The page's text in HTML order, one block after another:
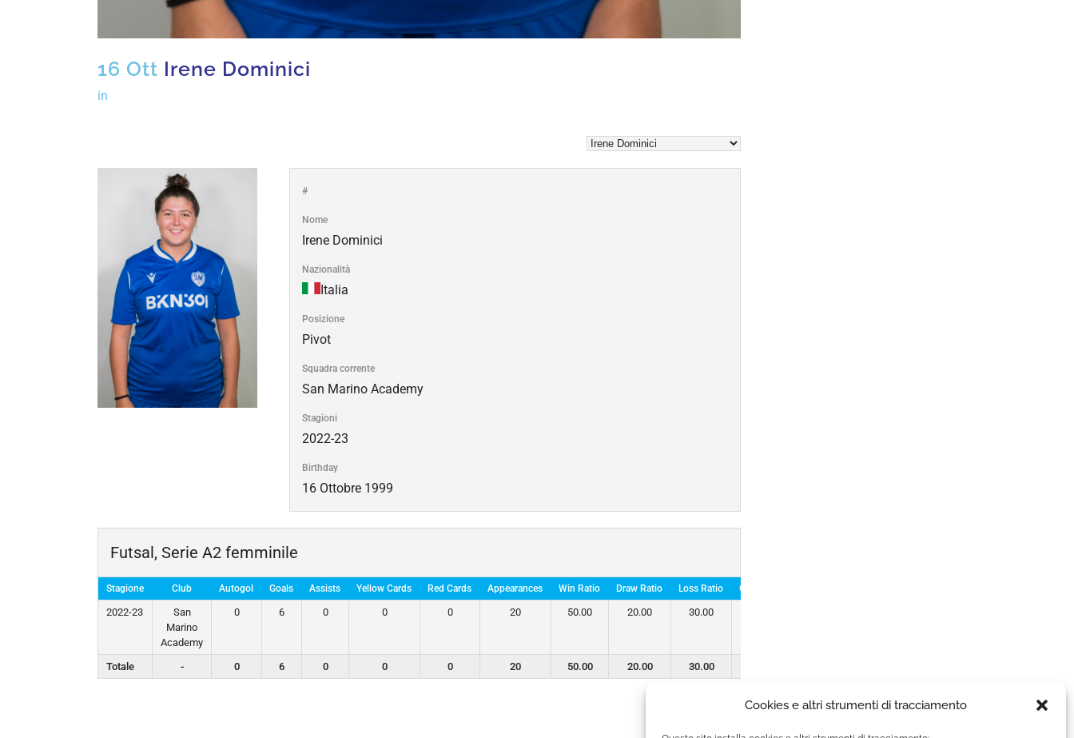
Cookies e altri strumenti di tracciamento
16 Ott Irene Dominici
in
#
Nome
Irene Dominici
Nazionalità
Italia
Posizione
Pivot
Squadra corrente
San Marino Academy
Stagioni
2022-23
Birthday
16 Ottobre 1999
Futsal, Serie A2 femminile
Stagione Club Autogol Goals Assists Yellow Cards Red Cards Appearances Win Ratio Draw Ratio Loss Ratio Own Goals
2022-23
San
Marino
Academy
0 6 0 0 0 20 50.00 20.00 30.00
Totale - 0 6 0 0 0 20 50.00 20.00 30.00